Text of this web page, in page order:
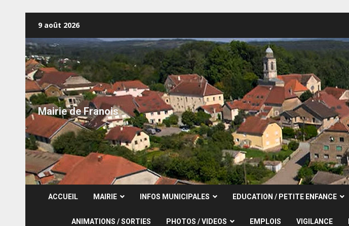
content
9 août 2026
Mairie de Franois
ACCUEIL MAIRIE INFOS MUNICIPALES EDUCATION / PETITE ENFANCE
ANIMATIONS / SORTIES PHOTOS / VIDEOS EMPLOIS VIGILANCE